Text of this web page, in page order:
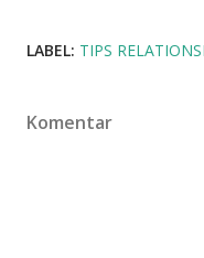
LABEL: TIPS
Komentar